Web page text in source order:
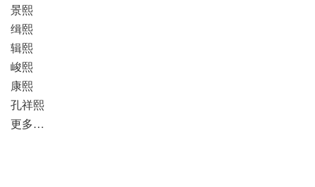
景熙
缉熙
辑熙
峻熙
康熙
孔祥熙
更多…